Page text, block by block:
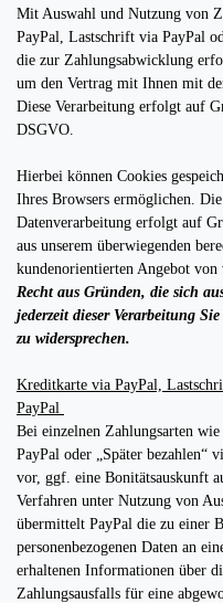
Mit Auswahl und Nutzung von
PayPal, Lastschrift via PayPal
die zur Zahlungsabwicklung
um den Vertrag mit Ihnen mit
Diese Verarbeitung erfolgt auf
DSGVO.
Hierbei können Cookies
Ihres Browsers ermöglichen.
Datenverarbeitung erfolgt auf
aus unserem überwiegenden
kundenorientierten Angebot von
Recht aus Gründen, die sich
jederzeit dieser Verarbeitung
zu widersprechen.
Kreditkarte via PayPal,
PayPal
Bei einzelnen Zahlungsarten
PayPal oder „Später bezahlen“
vor, ggf. eine Bonitätsauskunft
Verfahren unter Nutzung von
übermittelt PayPal die zu einer
personenbezogenen Daten an
erhaltenen Informationen über
Zahlungsausfalls für eine